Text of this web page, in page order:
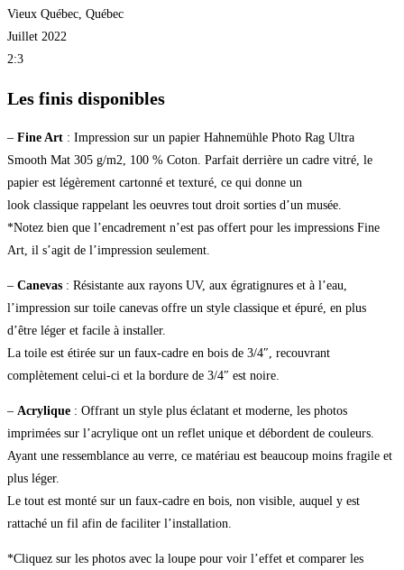
Vieux Québec, Québec
Juillet 2022
2:3
Les finis disponibles
– Fine Art : Impression sur un papier Hahnemühle Photo Rag Ultra
Smooth Mat 305 g/m2, 100 % Coton. Parfait derrière un cadre vitré, le
papier est légèrement cartonné et texturé, ce qui donne un
look classique rappelant les oeuvres tout droit sorties d’un musée.
*Notez bien que l’encadrement n’est pas offert pour les impressions Fine
Art, il s’agit de l’impression seulement.
– Canevas : Résistante aux rayons UV, aux égratignures et à l’eau,
l’impression sur toile canevas offre un style classique et épuré, en plus
d’être léger et facile à installer.
La toile est étirée sur un faux-cadre en bois de 3/4″, recouvrant
complètement celui-ci et la bordure de 3/4″ est noire.
– Acrylique : Offrant un style plus éclatant et moderne, les photos
imprimées sur l’acrylique ont un reflet unique et débordent de couleurs.
Ayant une ressemblance au verre, ce matériau est beaucoup moins fragile et
plus léger.
Le tout est monté sur un faux-cadre en bois, non visible, auquel y est
rattaché un fil afin de faciliter l’installation.
*Cliquez sur les photos avec la loupe pour voir l’effet et comparer les